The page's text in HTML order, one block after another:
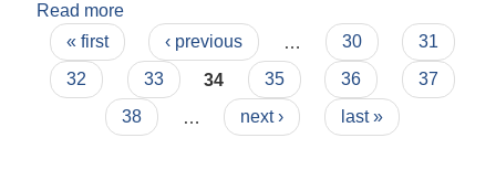
Read more
Pages
« first ‹ previous 30
31
32
33 34 35 36
37
38
next › last »